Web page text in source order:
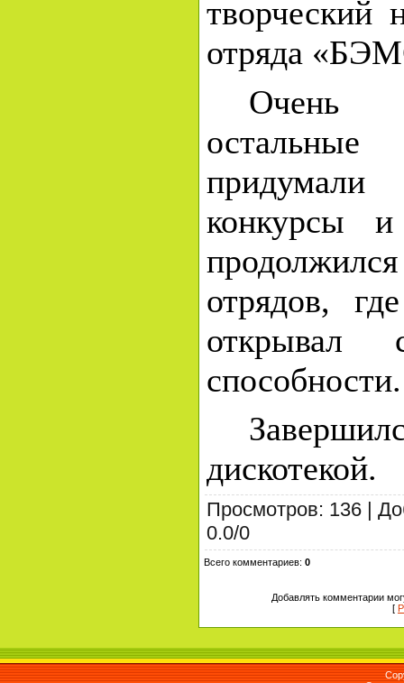
творческий
отряда
Очень
конкурсы
отрядов,
открывал
способности.
дискотекой.
Просмотров: 136 |
0.0/0
Всего комментариев: 0
Добавлять комментарии
[